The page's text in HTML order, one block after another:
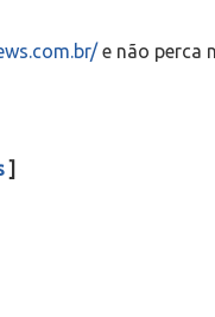
e não perca
]